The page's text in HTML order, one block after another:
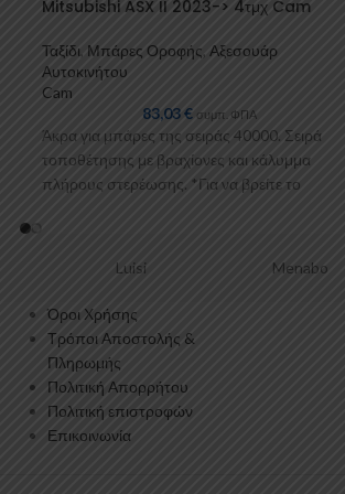
Mitsubishi ASX II 2023-> 4τμχ Cam
Ταξίδι Μπάρες Οροφής Αξεσουάρ
Αυτοκινήτου
Cam
83,03€ συμπ. ΦΠΑ
Άκρα για μπάρες της σειράς 40000. Σειρά
τοποθέτησης με βραχίονες και κάλυμμα
πλήρους στερέωσης. *Για να βρείτε το
Auto
Όροι Χρήσης
Τρόποι Αποστολής &
Πληρωμής
Πολιτική Απορρήτου
Πολιτική επιστροφών
Επικοινωνία